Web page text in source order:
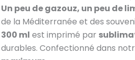
Un peu de gazouz, un peu de
de la Méditerranée et des
300 ml est imprimé par
durables. Confectionné dans